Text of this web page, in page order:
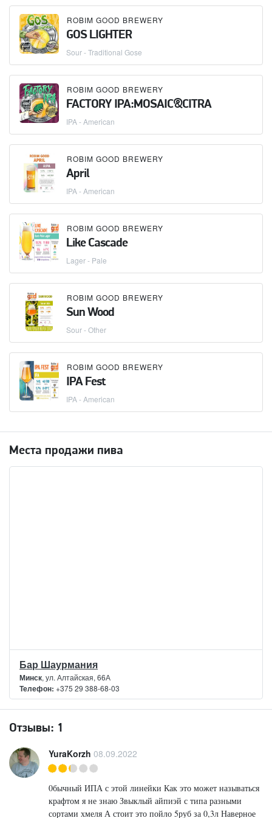
ROBIM GOOD BREWERY
GOS LIGHTER
Sour - Traditional Gose
ROBIM GOOD BREWERY
FACTORY IPA:MOSAIC&CITRA
IPA - American
ROBIM GOOD BREWERY
April
IPA - American
ROBIM GOOD BREWERY
Like Cascade
Lager - Pale
ROBIM GOOD BREWERY
Sun Wood
Sour - Other
ROBIM GOOD BREWERY
IPA Fest
IPA - American
Места продажи пива
Бар Шаурмания
Минск, ул. Алтайская, 66А
Телефон: +375 29 388-68-03
Отзывы: 1
YuraKorzh 08.09.2022
0бычный ИПА с этой линейки Как это может называться
крафтом я не знаю Звыклый айпиэй с типа разными
сортами хмеля А стоит это пойло 5руб за 0,3л Наверное